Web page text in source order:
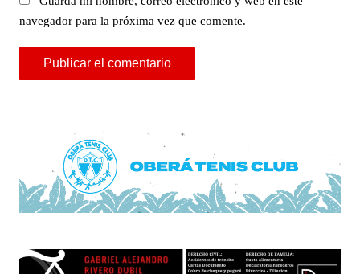
navegador para la próxima vez que comente.